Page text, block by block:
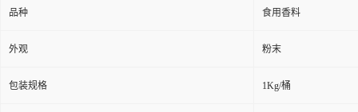
品种 食用香料
外观 粉末
包装规格 1Kg/桶